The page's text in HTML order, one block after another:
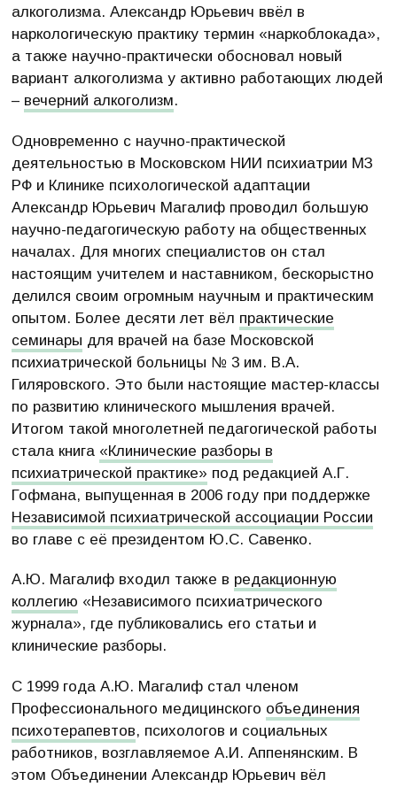
алкоголизма. Александр Юрьевич ввёл в
наркологическую практику термин «наркоблокада»,
а также научно-практически обосновал новый
вариант алкоголизма у активно работающих людей
– вечерний алкоголизм.
Одновременно с научно-практической
деятельностью в Московском НИИ психиатрии МЗ
РФ и Клинике психологической адаптации
Александр Юрьевич Магалиф проводил большую
научно-педагогическую работу на общественных
началах. Для многих специалистов он стал
настоящим учителем и наставником, бескорыстно
делился своим огромным научным и практическим
опытом. Более десяти лет вёл практические
семинары для врачей на базе Московской
психиатрической больницы № 3 им. В.А.
Гиляровского. Это были настоящие мастер-классы
по развитию клинического мышления врачей.
Итогом такой многолетней педагогической работы
стала книга «Клинические разборы в
психиатрической практике» под редакцией А.Г.
Гофмана, выпущенная в 2006 году при поддержке
Независимой психиатрической ассоциации России
во главе с её президентом Ю.С. Савенко.
А.Ю. Магалиф входил также в редакционную
коллегию «Независимого психиатрического
журнала», где публиковались его статьи и
клинические разборы.
С 1999 года А.Ю. Магалиф стал членом
Профессионального медицинского объединения
психотерапевтов, психологов и социальных
работников, возглавляемое А.И. Аппенянским. В
этом Объединении Александр Юрьевич вёл